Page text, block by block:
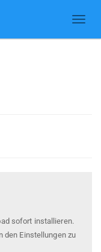
sofort installieren.
den Einstellungen zu